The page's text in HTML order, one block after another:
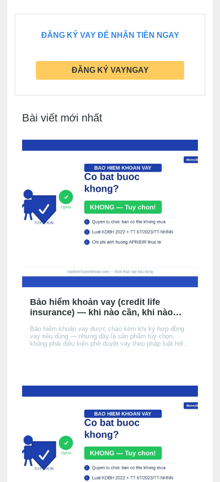
ĐĂNG KÝ VAY ĐỂ NHẬN TIỀN NGAY
ĐĂNG KÝ VAYNGAY
Bài viết mới nhất
Bảo hiểm khoản vay (credit life
insurance) — khi nào cần, khi nào
Bảo hiểm khoản vay được chào kèm khi ký hợp đồng
vay tiêu dùng — nhưng đây là sản phẩm tùy chọn,
không phải điều kiện phê duyệt vay theo pháp luật hiện